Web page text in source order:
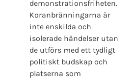
demonstrationsfriheten.
Koranbränningarna är
inte enskilda och
isolerade händelser utan
de utförs med ett tydligt
politiskt budskap och
platserna som